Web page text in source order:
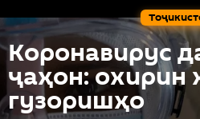
Коронавирус
ҷаҳон: охирин
гузоришҳо